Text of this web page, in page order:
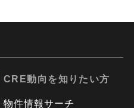
CRE動向を知りたい方
物件情報サーチ